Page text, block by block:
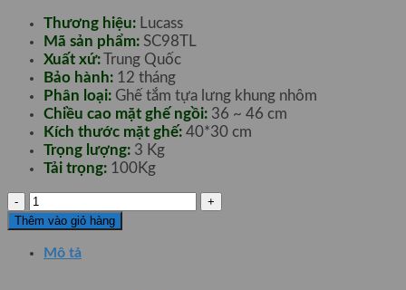
Thương hiệu: Lucass
Mã sản phẩm: SC98TL
Xuất xứ: Trung Quốc
Bảo hành: 12 tháng
Phân loại: Ghế tắm tựa lưng khung nhôm
Chiều cao mặt ghế ngồi: 36 ~ 46 cm
Kích thước mặt ghế: 40*30 cm
Trọng lượng: 3 Kg
Tải trọng: 100Kg
Ghế
Tắm
Tựa
Lưng
Thêm vào giỏ hàng
Mô tả